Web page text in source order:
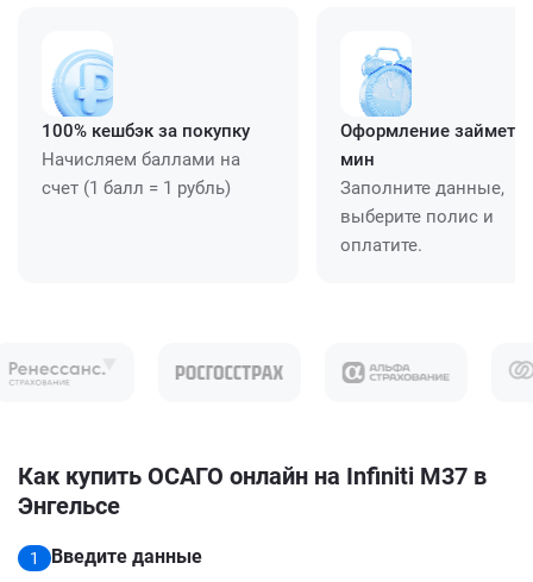
100% кешбэк за покупку
Начисляем баллами на
счет (1 балл = 1 рубль)
Оформление займет
мин
Заполните данные,
выберите полис и
оплатите.
Как купить ОСАГО онлайн на Infiniti M37 в
Энгельсе
1
Введите данные